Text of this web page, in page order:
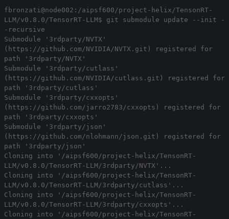
fbronzati@node002:/aipsf600/project-helix/TensonRT-
LLM/v0.8.0/TensorRT-LLM$ git submodule update --init -
-recursive
Submodule '3rdparty/NVTX'
(https://github.com/NVIDIA/NVTX.git) registered for
path '3rdparty/NVTX'
Submodule '3rdparty/cutlass'
(https://github.com/NVIDIA/cutlass.git) registered for
path '3rdparty/cutlass'
Submodule '3rdparty/cxxopts'
(https://github.com/jarro2783/cxxopts) registered for
path '3rdparty/cxxopts'
Submodule '3rdparty/json'
(https://github.com/nlohmann/json.git) registered for
path '3rdparty/json'
Cloning into '/aipsf600/project-helix/TensonRT-
LLM/v0.8.0/TensorRT-LLM/3rdparty/NVTX'...
Cloning into '/aipsf600/project-helix/TensonRT-
LLM/v0.8.0/TensorRT-LLM/3rdparty/cutlass'...
Cloning into '/aipsf600/project-helix/TensonRT-
LLM/v0.8.0/TensorRT-LLM/3rdparty/cxxopts'...
Cloning into '/aipsf600/project-helix/TensonRT-